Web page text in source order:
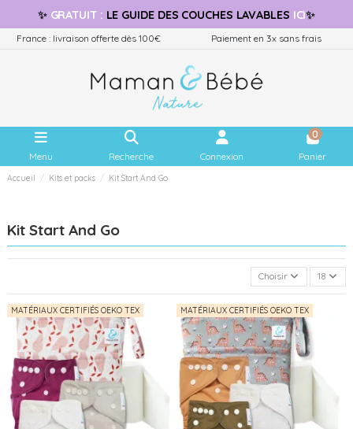
✨ GRATUIT: LE GUIDE DES COUCHES LAVABLES ICI✨
France : livraison offerte dès 100€ Paiement en 3x sans frais
Menu Recherche Connexion
0
Panier
Accueil Kits et packs Kit Start And Go
Kit Start And Go
Choisir 18
MATÉRIAUX CERTIFIÉS OEKO TEX MATÉRIAUX CERTIFIÉS OEKO TEX